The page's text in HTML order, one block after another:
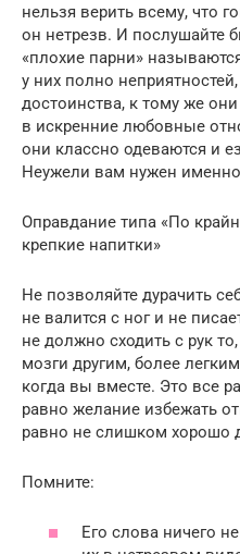
нельзя верить всему, что
он нетрезв. И послушайте
«плохие парни»
у них полно
достоинства, к тому же
в искренние любовные
они классно одеваются и
Неужели вам нужен
Оправдание типа «По
крепкие напитки»
Не позволяйте дурачить
не валится с ног и не
не должно сходить с рук
мозги другим, более
когда вы вместе. Это все
равно желание избежать
равно не слишком хорошо
Помните:
Его слова ничего